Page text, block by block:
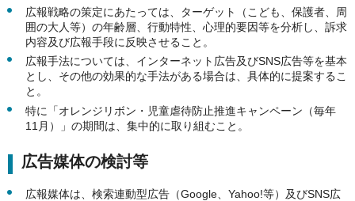
広報戦略の策定にあたっては、ターゲット（こども、保護者、周
囲の大人等）の年齢層、行動特性、心理的要因等を分析し、訴求
内容及び広報手段に反映させること。
広報手法については、インターネット広告及びSNS広告等を基本
とし、その他の効果的な手法がある場合は、具体的に提案するこ
と。
特に「オレンジリボン・児童虐待防止推進キャンペーン（毎年
11月）」の期間は、集中的に取り組むこと。
広告媒体の検討等
広報媒体は、検索連動型広告（Google、Yahoo!等）及びSNS広